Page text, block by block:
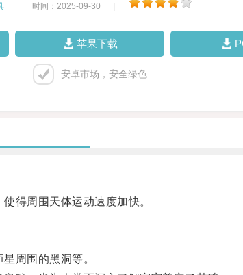
时间：2025-09-30
苹果下载
安卓市场，安全绿色
得周围天体运动速度加快。
周围的黑洞等。